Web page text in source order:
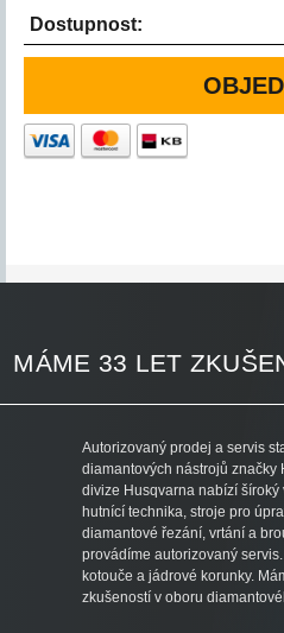
Dostupnost:
MÁME 33 LET
Autorizovaný prodej a servis
diamantových nástrojů značky
divize Husqvarna nabízí
hutnící technika, stroje pro
diamantové řezání, vrtání a
provádíme autorizovaný
kotouče a jádrové korunky.
zkušeností v oboru